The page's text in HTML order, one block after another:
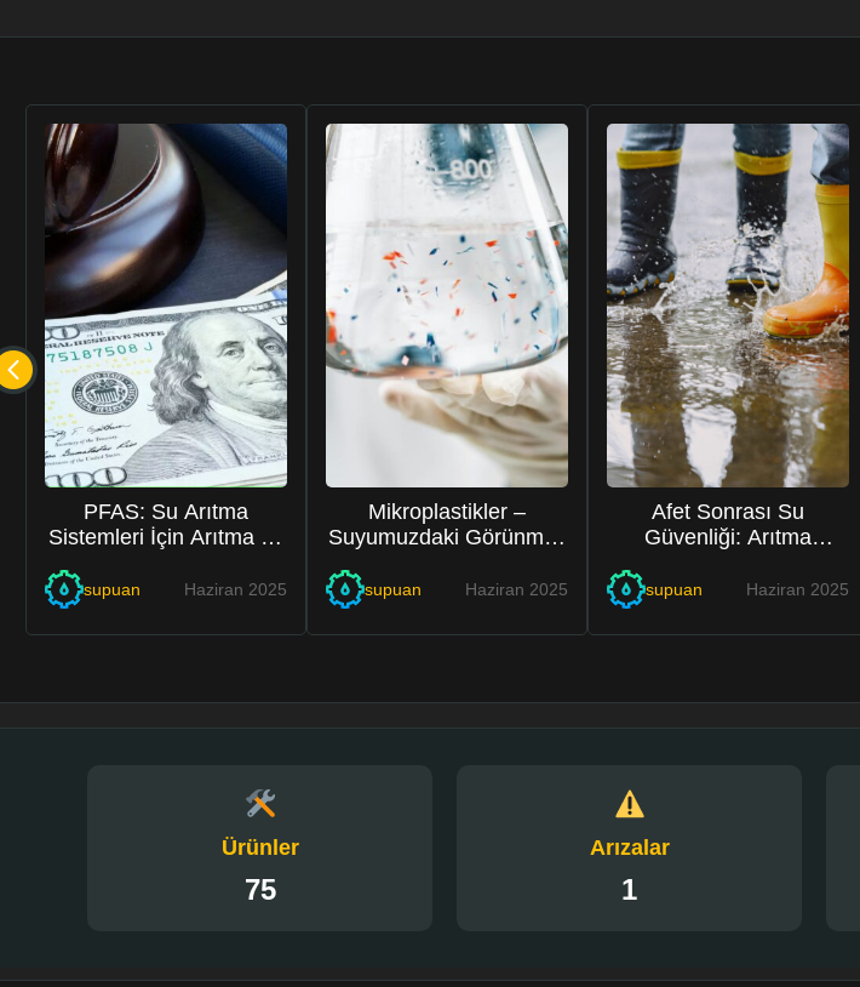
22(1): sayfa 31-41.
Bilinmeyen, Donanma hidrojeni solunum gazı olarak inceliyor. Tasarım Haberleri,
1973. 28(15): sayfa 22-22.
Bu bilimsel makaleler, umut verici ve ilginç olmasına rağmen, hidrojenin belirli bir
hastalığı tedavi edebileceğine veya önleyebileceğine dair klinik kılavuzlar oluşturmaz.
Tıbbi sorularınız için tıbbi sağlık uzmanınıza danışın.
PFAS: Su Arıtma
Sistemleri İçin Arıtma ve
supuan Haziran 2025
Mikroplastikler –
Suyumuzdaki Görünmez
supuan Haziran 2025
Afet Sonrası Su
Güvenliği: Arıtma
Kurtarıyor
supuan Haziran 2025
Ürünler
75
Arızalar
1